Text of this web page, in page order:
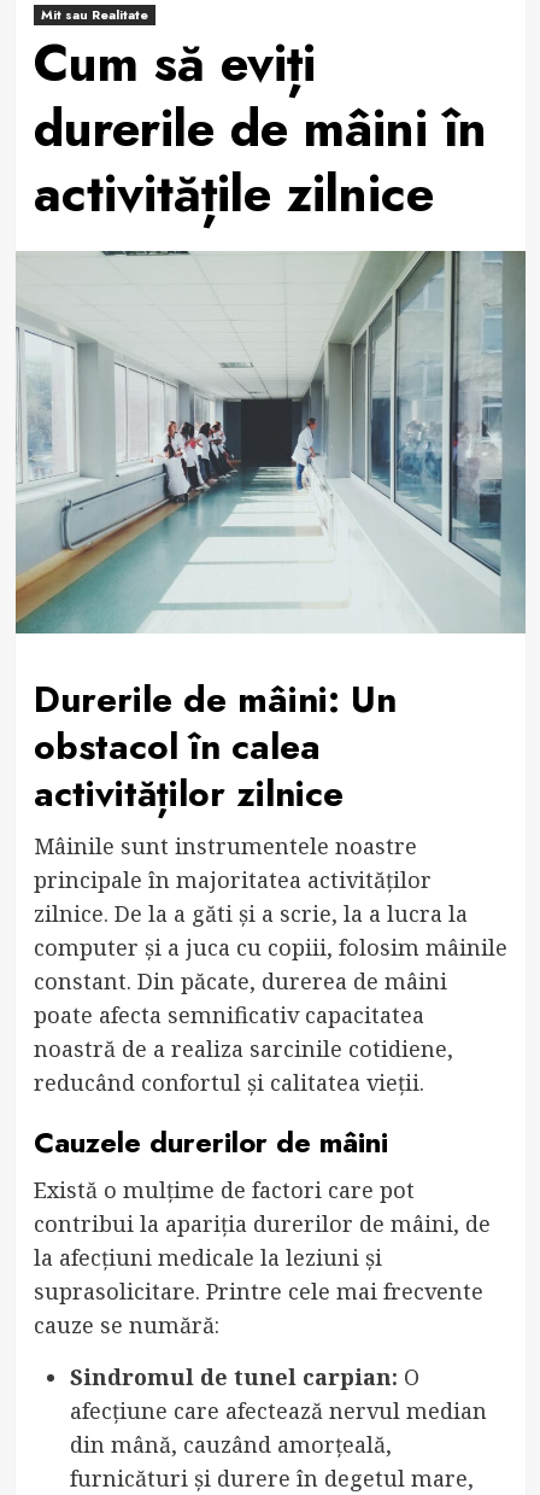
Mit sau Realitate
Cum să eviți
durerile de mâini în
activitățile zilnice
Durerile de mâini: Un
obstacol în calea
activităților zilnice
Mâinile sunt instrumentele noastre
principale în majoritatea activităților
zilnice. De la a găti și a scrie, la a lucra la
computer și a juca cu copiii, folosim mâinile
constant. Din păcate, durerea de mâini
poate afecta semnificativ capacitatea
noastră de a realiza sarcinile cotidiene,
reducând confortul și calitatea vieții.
Cauzele durerilor de mâini
Există o mulțime de factori care pot
contribui la apariția durerilor de mâini, de
la afecțiuni medicale la leziuni și
suprasolicitare. Printre cele mai frecvente
cauze se numără:
Sindromul de tunel carpian: O
afecțiune care afectează nervul median
din mână, cauzând amorțeală,
furnicături și durere în degetul mare,